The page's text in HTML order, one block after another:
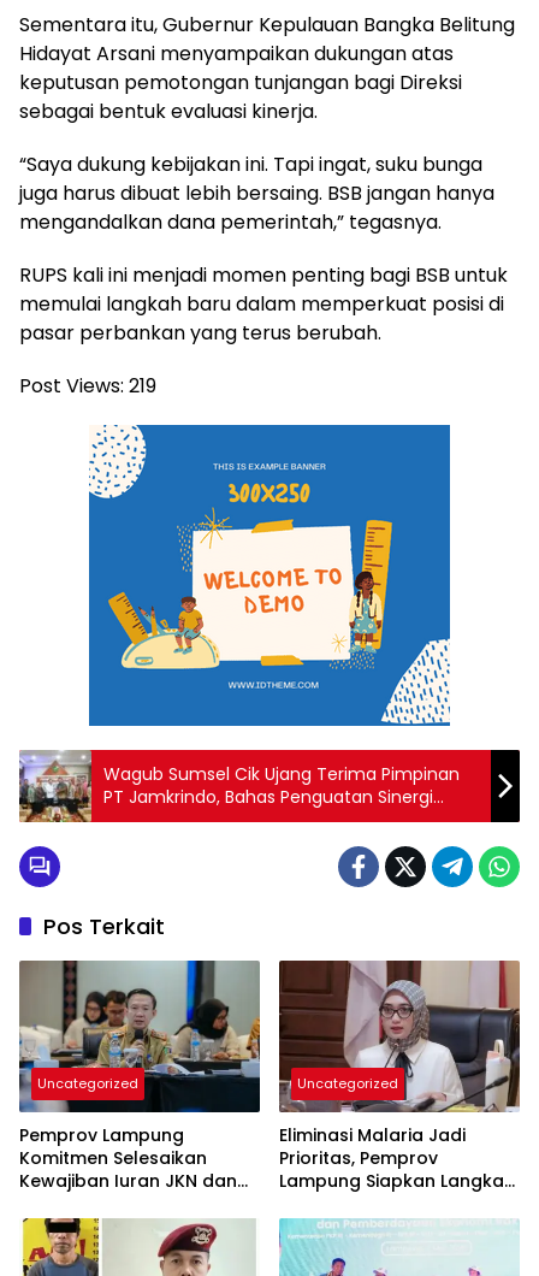
Sementara itu, Gubernur Kepulauan Bangka Belitung
Hidayat Arsani menyampaikan dukungan atas
keputusan pemotongan tunjangan bagi Direksi
sebagai bentuk evaluasi kinerja.
“Saya dukung kebijakan ini. Tapi ingat, suku bunga
juga harus dibuat lebih bersaing. BSB jangan hanya
mengandalkan dana pemerintah,” tegasnya.
RUPS kali ini menjadi momen penting bagi BSB untuk
memulai langkah baru dalam memperkuat posisi di
pasar perbankan yang terus berubah.
Post Views: 219
Wagub Sumsel Cik Ujang Terima Pimpinan
PT Jamkrindo, Bahas Penguatan Sinergi
Dukungan UMKM
Pos Terkait
Uncategorized
Pemprov Lampung
Komitmen Selesaikan
Kewajiban Iuran JKN dan
Kepesertaan BPJS
Kesehatan
Uncategorized
Eliminasi Malaria Jadi
Prioritas, Pemprov
Lampung Siapkan Langkah